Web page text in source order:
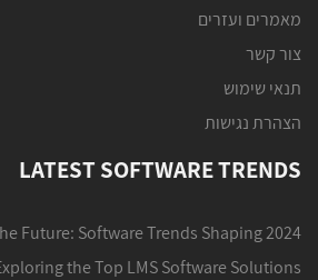
מאמרים ועזרים
צור קשר
תנאי שימוש
הצהרת נגישות
LATEST SOFTWARE TRENDS
Future: Software Trends Shaping 2024
the Top LMS Software Solutions